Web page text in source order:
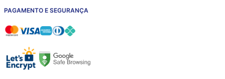
PAGAMENTO E SEGURANÇA